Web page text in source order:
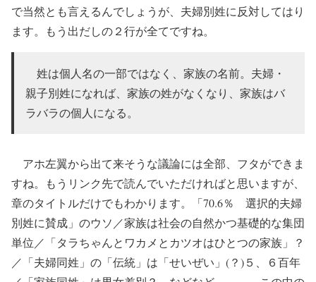
で当然とも言えるんでしょうが、夫婦別姓に反対してはり
ます。もう出だしの２行が全てですね。
姓は個人名の一部ではなく、家族の名前。夫婦・
親子別姓になれば、家族の姓がなくなり、家族はバ
ラバラの個人になる。
アホ左翼から出て来そうな議論には全部、フタができま
すね。もうリンク先で読んでいただければと思いますが、
章のタイトルだけでもわかります。「70.6％ 選択的夫婦
別姓に賛成」のウソ／家族は社会の自然かつ基礎的な集団
単位／「タラちゃんとワカメとカツオはひとつの家族」？
／「夫婦同姓」の「伝統」は「せいぜい」(？)５、６百年